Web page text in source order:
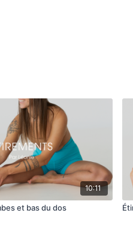
10:11
et bas du dos